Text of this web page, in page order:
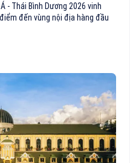
- Thái Bình Dương 2026 vinh
đến vùng nội địa hàng đầu